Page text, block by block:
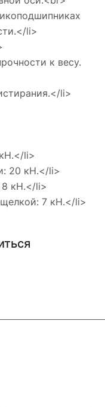
li>
к весу.
li>
li>
20 кН.</li>
кН.</li>
7 кН.</li>